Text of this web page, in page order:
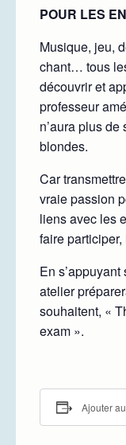
POUR LES
Musique, jeu,
chant… tous
découvrir et
professeur
n’aura plus
blondes.
Car
vraie passion
liens avec les
faire
En
atelier
souhaitent, «
exam ».
Ajouter